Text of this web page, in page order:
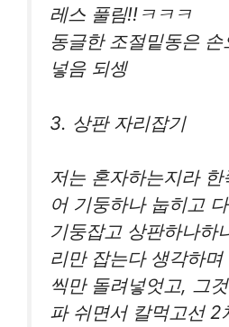
레스 풀림!!ㅋㅋㅋ
동글한 조절밑동은
넣음 되셍
3. 상판 자리잡기
저는 혼자하는지라
어 기둥하나 눕히고
기둥잡고 상판하나하
리만 잡는다 생각하
씩만 돌려넣엇고, 그
파 쉬면서 칼먹고선 2